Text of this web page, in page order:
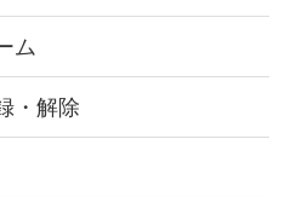
ム
・解除